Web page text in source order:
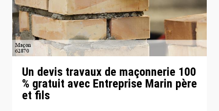
Un devis travaux de maçonnerie 100
% gratuit avec Entreprise Marin père
et fils